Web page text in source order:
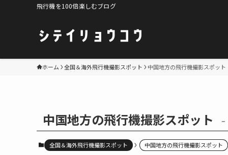
飛行機を100倍楽しむブログ
ホーム 全国＆海外飛行機撮影スポット 中国地方の飛行機撮影スポット
中国地方の飛行機撮影スポット –
全国＆海外飛行機撮影スポット 中国地方の飛行機撮影スポット